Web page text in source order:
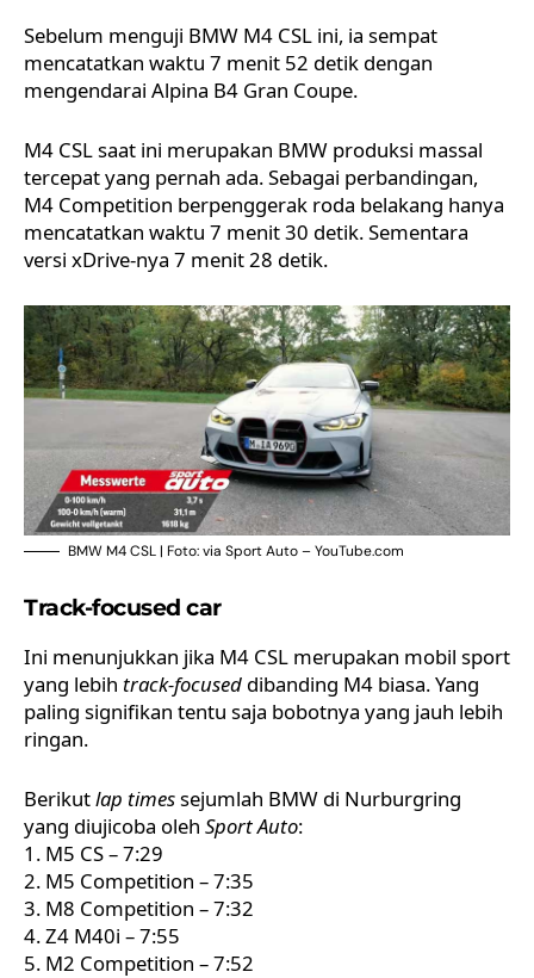
Sebelum menguji BMW M4 CSL ini, ia sempat
mencatatkan waktu 7 menit 52 detik dengan
mengendarai Alpina B4 Gran Coupe.
M4 CSL saat ini merupakan BMW produksi massal
tercepat yang pernah ada. Sebagai perbandingan,
M4 Competition berpenggerak roda belakang hanya
mencatatkan waktu 7 menit 30 detik. Sementara
versi xDrive-nya 7 menit 28 detik.
BMW M4 CSL | Foto: via Sport Auto – YouTube.com
Track-focused car
Ini menunjukkan jika M4 CSL merupakan mobil sport
yang lebih track-focused dibanding M4 biasa. Yang
paling signifikan tentu saja bobotnya yang jauh lebih
ringan.
Berikutlap timessejumlah BMW di Nurburgring
yang diujicoba oleh Sport Auto:
1. M5 CS – 7:29
2. M5 Competition – 7:35
3. M8 Competition – 7:32
4. Z4 M40i – 7:55
5. M2 Competition – 7:52